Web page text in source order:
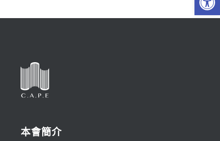
本會簡介